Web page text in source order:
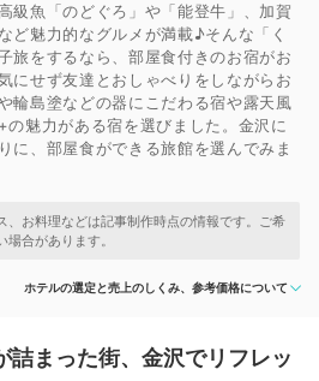
級魚「のどぐろ」や「能登牛」、加賀
ど魅力的なグルメが満載♪そんな「く
旅をするなら、部屋食付きのお宿がお
にせず友達とおしゃべりをしながらお
輪島塗などの器にこだわる宿や露天風
魅力がある宿を選びました。金沢に
に、部屋食ができる旅館を選んでみま
ホテルの選定と売上のしくみ、参考価格について
詰まった街、金沢でリフレッ